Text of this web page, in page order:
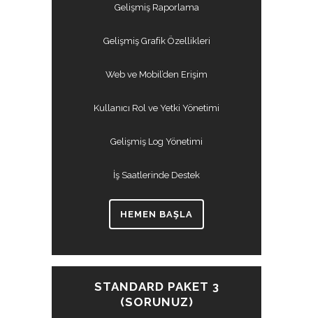
Gelişmiş Raporlama
Gelişmiş Grafik Özellikleri
Web ve Mobil’den Erişim
Kullanıcı Rol ve Yetki Yönetimi
Gelişmiş Log Yönetimi
İş Saatlerinde Destek
HEMEN BAŞLA
STANDARD PAKET 3
(SORUNUZ)